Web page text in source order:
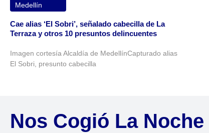
Medellín
Cae alias ‘El Sobri’, señalado cabecilla de La
Terraza y otros 10 presuntos delincuentes
Imagen cortesía Alcaldía de MedellínCapturado alias
El Sobri, presunto cabecilla
Nos Cogió La Noche